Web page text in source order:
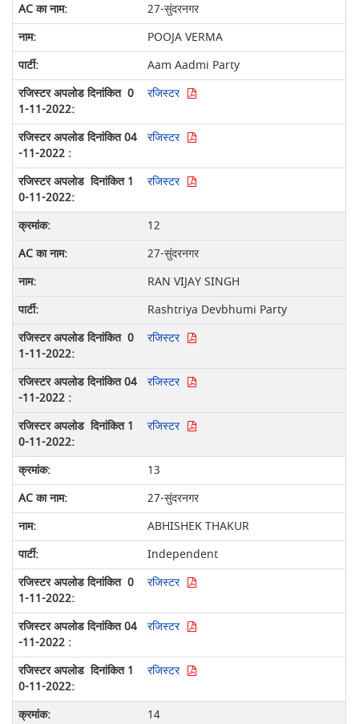
27-सुंदरनगर
POOJA VERMA
Aam Aadmi Party
रजिस्टर
रजिस्टर
रजिस्टर
12
27-सुंदरनगर
RAN VIJAY SINGH
Rashtriya Devbhumi Party
रजिस्टर
रजिस्टर
रजिस्टर
13
27-सुंदरनगर
ABHISHEK THAKUR
Independent
रजिस्टर
रजिस्टर
रजिस्टर
14